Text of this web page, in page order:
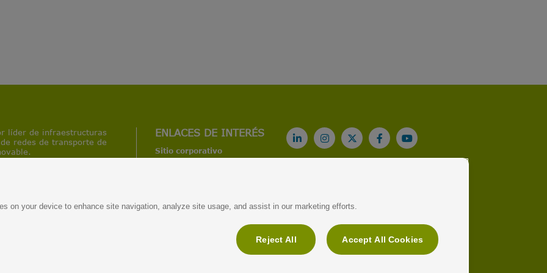
líder de infraestructuras
redes de transporte de
ENLACES DE INTERÉS
Sitio corporativo
Glosario
S.A. Paseo de los Olmos, 19 28005 Madrid Tlf. 902 443 700 / (+34) 91 709 92 00 Aviso legal
on your device to enhance site navigation, analyze site usage, and assist in our marketing efforts.
Reject All Accept All Cookies